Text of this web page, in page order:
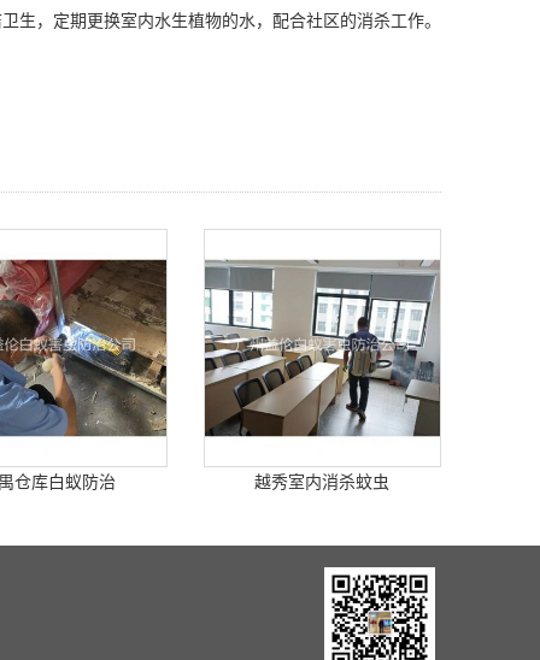
，定期更换室内水生植物的水，配合社区的消杀工作。
仓库白蚁防治 越秀室内消杀蚊虫